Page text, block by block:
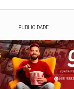
PUBLICIDADE